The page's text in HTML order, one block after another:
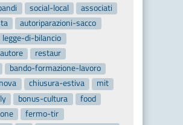
social-local
associati
autoriparazioni-sacco
legge-di-bilancio
restaur
bando-formazione-lavoro
chiusura-estiva
mit
bonus-cultura
food
fermo-tir